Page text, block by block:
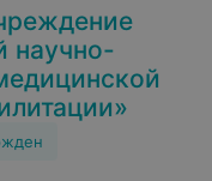
научно-